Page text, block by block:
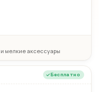
и мелкие аксессуары
Бесплатно